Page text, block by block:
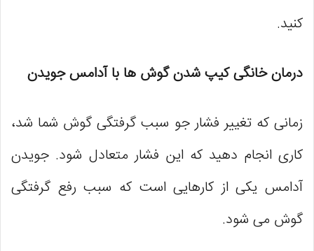
کنید.
درمان خانگی کیپ شدن گوش‌ ها با آدامس جویدن
زمانی که تغییر فشار جو سبب گرفتگی گوش شما شد،
کاری انجام دهید که این فشار متعادل شود. جویدن
آدامس یکی از کارهایی است که سبب رفع گرفتگی
گوش می ‌شود.